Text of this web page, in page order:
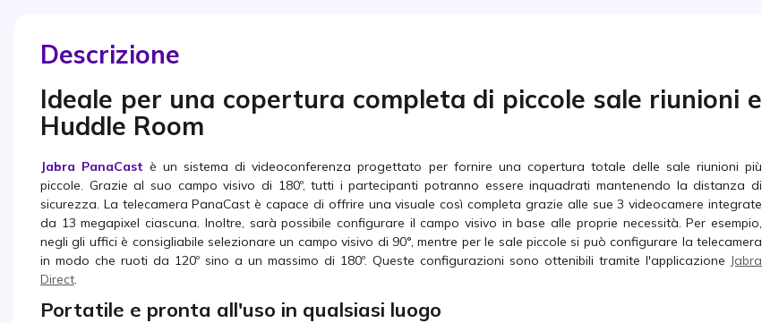
Descrizione
Ideale per una copertura completa di piccole sale riunioni e
Huddle Room
Jabra PanaCast è un sistema di videoconferenza progettato per fornire una copertura totale delle sale riunioni più
piccole. Grazie al suo campo visivo di 180º, tutti i partecipanti potranno essere inquadrati mantenendo la distanza di
sicurezza. La telecamera PanaCast è capace di offrire una visuale così completa grazie alle sue 3 videocamere integrate
da 13 megapixel ciascuna. Inoltre, sarà possibile configurare il campo visivo in base alle proprie necessità. Per esempio,
negli gli uffici è consigliabile selezionare un campo visivo di 90°, mentre per le sale piccole si può configurare la telecamera
in modo che ruoti da 120º sino a un massimo di 180º. Queste configurazioni sono ottenibili tramite l'applicazione Jabra
Direct
Portatile e pronta all'uso in qualsiasi luogo